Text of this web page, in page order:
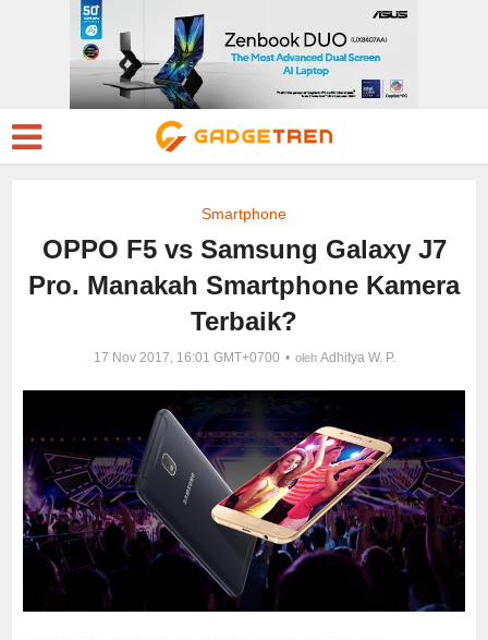
Smartphone
OPPO F5 vs Samsung Galaxy J7
Pro. Manakah Smartphone Kamera
Terbaik?
17 Nov 2017, 16:01 GMT+0700 oleh Adhitya W. P.